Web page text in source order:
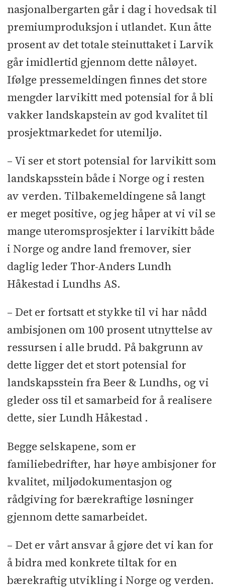
nasjonalbergarten går i dag i hovedsak til
premiumproduksjon i utlandet. Kun åtte
prosent av det totale steinuttaket i Larvik
går imidlertid gjennom dette nåløyet.
Ifølge pressemeldingen finnes det store
mengder larvikitt med potensial for å bli
vakker landskapstein av god kvalitet til
prosjektmarkedet for utemiljø.
– Vi ser et stort potensial for larvikitt som
landskapsstein både i Norge og i resten
av verden. Tilbakemeldingene så langt
er meget positive, og jeg håper at vi vil se
mange uteromsprosjekter i larvikitt både
i Norge og andre land fremover, sier
daglig leder Thor-Anders Lundh
Håkestad i Lundhs AS.
– Det er fortsatt et stykke til vi har nådd
ambisjonen om 100 prosent utnyttelse av
ressursen i alle brudd. På bakgrunn av
dette ligger det et stort potensial for
landskapsstein fra Beer & Lundhs, og vi
gleder oss til et samarbeid for å realisere
dette, sier Lundh Håkestad .
Begge selskapene, som er
familiebedrifter, har høye ambisjoner for
kvalitet, miljødokumentasjon og
rådgiving for bærekraftige løsninger
gjennom dette samarbeidet.
– Det er vårt ansvar å gjøre det vi kan for
å bidra med konkrete tiltak for en
bærekraftig utvikling i Norge og verden.